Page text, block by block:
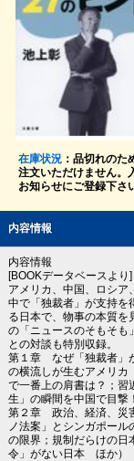
在庫状況：品切れのた
注文いただけません。
お知らせにご登録下さ
内容情報
内容情報
[BOOKデータベースより]
アメリカ、中国、ロシ
中で「独裁者」が支持を
る日本で、物事の本質を
の「ニュースのそもそも
との対談も特別収録。
第１章 なぜ「独裁者」
の横流しが生むアメリカ
で一番上の肩書は？；習
生」の瞬間を中国で目撃
第２章 政治、経済、災
ノ法案」とシンガポー
の限界；規制だらけの日
令」がない日本 ほか）